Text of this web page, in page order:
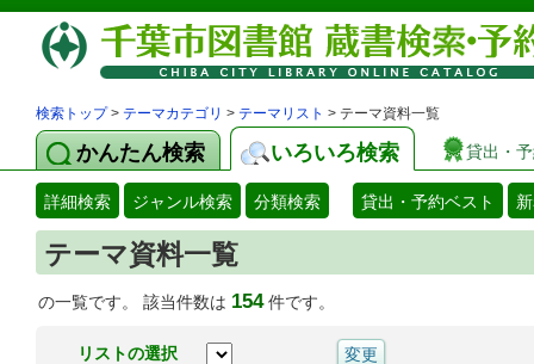
検索トップ> テーマカテゴリ > テーマリスト > テーマ資料一覧
かんたん検索 いろいろ検索 貸出・
詳細検索 ジャンル検索 分類検索 貸出・予約ベスト
テーマ資料一覧
の一覧です。 該当件数は 154件です。
リストの選択